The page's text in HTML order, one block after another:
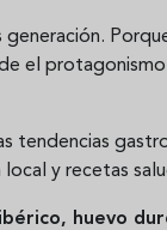
el
tendencias
y recetas
huevo